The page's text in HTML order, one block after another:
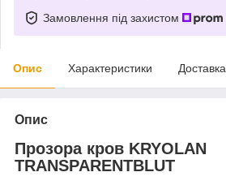
Замовлення під захистом
Опис Характеристики Доставка
Опис
Прозора кров KRYOLAN
TRANSPARENTBLUT